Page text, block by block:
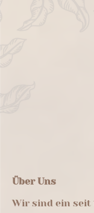
Über Uns
Wir sind ein seit